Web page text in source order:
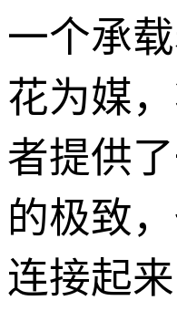
一个承
花为媒
者提供
的极致
连接起来